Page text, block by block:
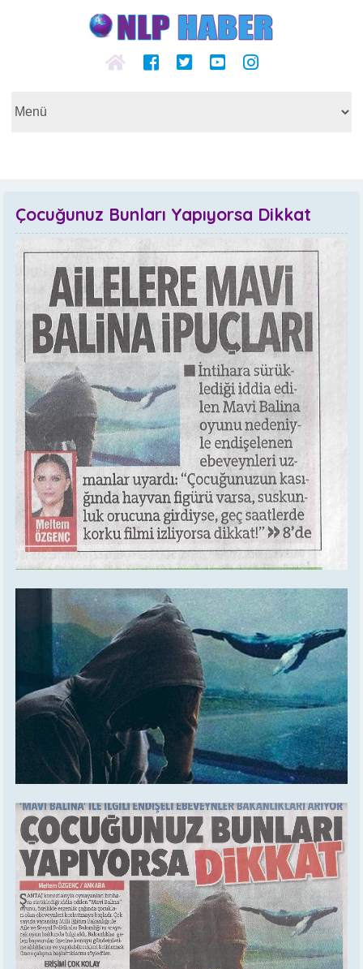
Çocuğunuz Bunları Yapıyorsa Dikkat